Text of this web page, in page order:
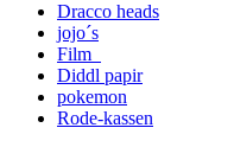
Dracco heads
jojo´s
Film
Diddl papir
pokemon
Rode-kassen